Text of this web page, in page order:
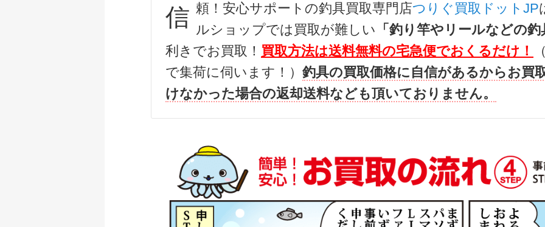
ダイワ 22 イグジスト LT 2000S-P ベイトリール 未使用
釣具買取クーポン g-turi20260709 （2026/07/31迄）
ダイワ 15 イグジスト 2506PE-DH ベイトリール 未使用
釣具買取クーポン g-turi20260710 （2026/07/31迄）
ダイワ 銀影競技スペシャル TYPE S 90Q 未使用
釣具買取クーポン g-turi20260601 （2026/06/30迄）
ダイワ 銀影競技 スペシャル Ｔ90Ｅ 未使用
釣具買取クーポン g-turi20260602 （2026/06/30迄）
ダイワ 銀影競技T85K 未使用
釣具買取クーポン
g-turi20260603 （2026/06/30迄）
信 頼！安心サポートの釣具買取専門店つりぐ買取ドットJP
ルショップでは買取が難しい 「釣り竿やリールなどの釣
利きでお買取！ 買取方法は送料無料の宅急便でおくるだけ！
で集荷に伺います！） 釣具の買取価格に自信があるからお買
けなかった場合の返却送料なども頂いておりません。